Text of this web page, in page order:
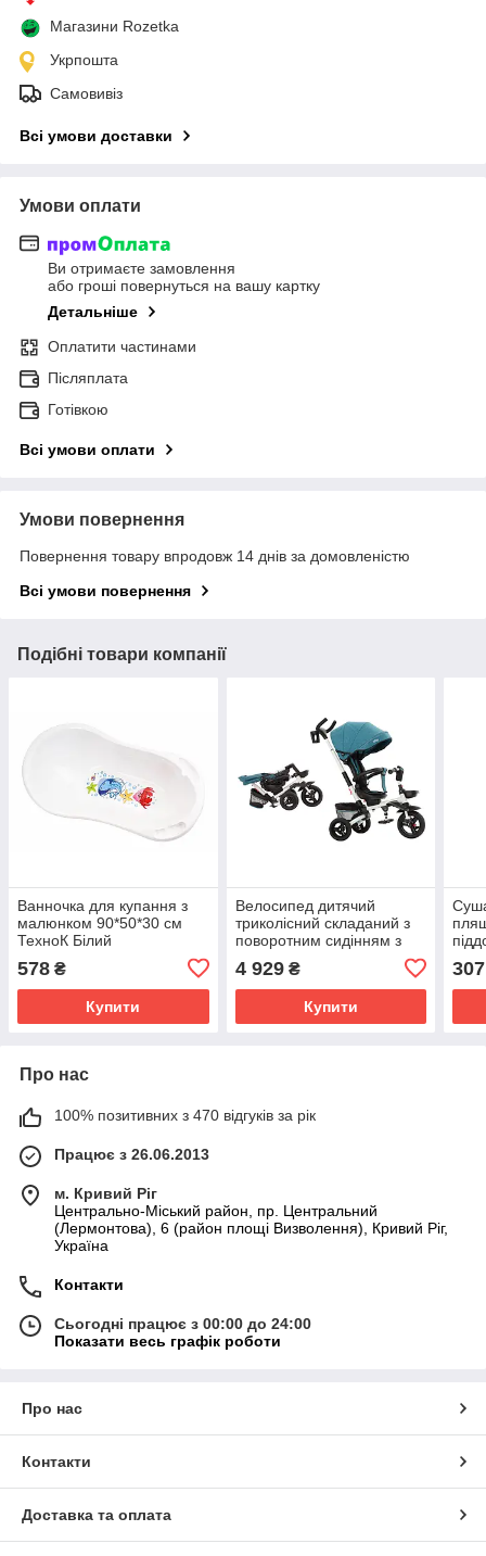
Магазини Rozetka
Укрпошта
Самовивіз
Всі умови доставки
Умови оплати
Ви отримаєте замовлення
або гроші повернуться на вашу картку
Детальніше
Оплатити частинами
Післяплата
Готівкою
Всі умови оплати
Умови повернення
Повернення товару впродовж 14 днів за домовленістю
Всі умови повернення
Подібні товари компанії
Ванночка для купання з
малюнком 90*50*30 см
ТехноК Білий
578 ₴
Купити
Велосипед дитячий
триколісний складаний з
поворотним сидінням з
батьківською ручкою Flip
Tilly зелений
4 929₴
Купити
307
Про нас
100% позитивних з 470 відгуків за рік
Працює з 26.06.2013
м. Кривий Ріг
Центрально-Міський район, пр. Центральний
(Лермонтова), 6 (район площі Визволення), Кривий Ріг,
Україна
Контакти
Сьогодні працює з 00:00 до 24:00
Показати весь графік роботи
Про нас
Контакти
Доставка та оплата